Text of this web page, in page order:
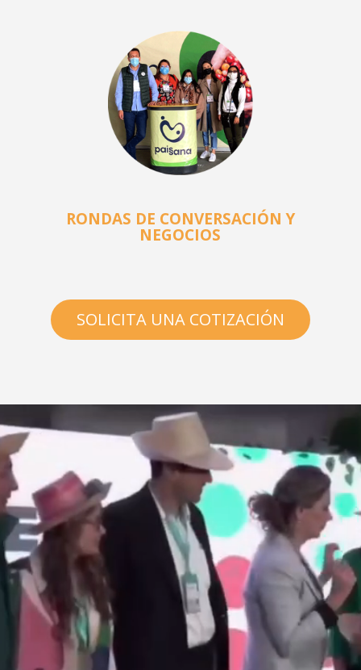
RONDAS DE CONVERSACIÓN Y
NEGOCIOS
SOLICITA UNA COTIZACIÓN
de
vídeo